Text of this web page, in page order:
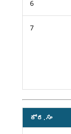
6
7
ಕ್ರ.ಸಂ